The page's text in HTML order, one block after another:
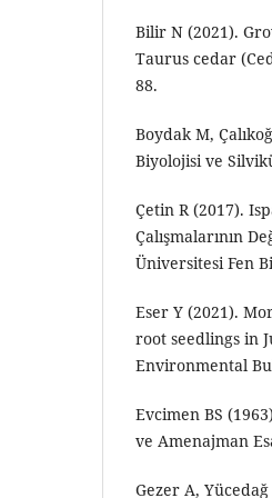
Bilir N (2021).
Taurus cedar
88.
Boydak M,
Biyolojisi ve
Çetin R (2017).
Çalışmalarının
Üniversitesi Fen
Eser Y (2021).
root seedlings in
Environmental
Evcimen BS
ve Amenajman
Gezer A,